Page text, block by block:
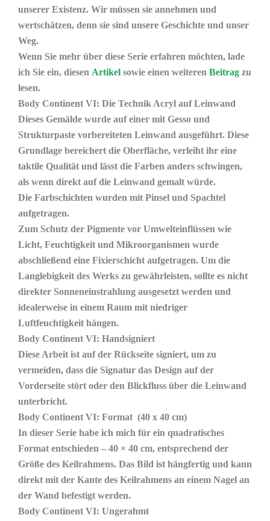
unserer Existenz. Wir müssen sie annehmen und
wertschätzen, denn sie sind unsere Geschichte und unser
Weg.
Wenn Sie mehr über diese Serie erfahren möchten, lade
ich Sie ein, diesen Artikel sowie einen weiteren Beitrag zu
lesen.
Body Continent VI: Die Technik Acryl auf Leinwand
Dieses Gemälde wurde auf einer mit Gesso und
Strukturpaste vorbereiteten Leinwand ausgeführt. Diese
Grundlage bereichert die Oberfläche, verleiht ihr eine
taktile Qualität und lässt die Farben anders schwingen,
als wenn direkt auf die Leinwand gemalt würde.
Die Farbschichten wurden mit Pinsel und Spachtel
aufgetragen.
Zum Schutz der Pigmente vor Umwelteinflüssen wie
Licht, Feuchtigkeit und Mikroorganismen wurde
abschließend eine Fixierschicht aufgetragen. Um die
Langlebigkeit des Werks zu gewährleisten, sollte es nicht
direkter Sonneneinstrahlung ausgesetzt werden und
idealerweise in einem Raum mit niedriger
Luftfeuchtigkeit hängen.
Body Continent VI: Handsigniert
Diese Arbeit ist auf der Rückseite signiert, um zu
vermeiden, dass die Signatur das Design auf der
Vorderseite stört oder den Blickfluss über die Leinwand
unterbricht.
Body Continent VI: Format (40 x 40 cm)
In dieser Serie habe ich mich für ein quadratisches
Format entschieden – 40 × 40 cm, entsprechend der
Größe des Keilrahmens. Das Bild ist hängfertig und kann
direkt mit der Kante des Keilrahmens an einem Nagel an
der Wand befestigt werden.
Body Continent VI: Ungerahmt